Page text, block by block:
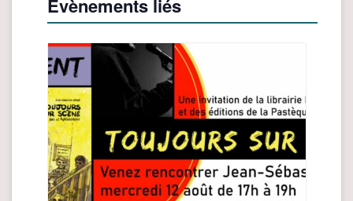
Évènements liés